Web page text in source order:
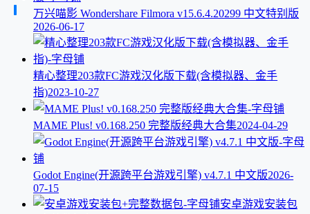
万兴喵影 Wondershare Filmora v15.6.4.20299 中文特别版
2026-06-17
精心整理203款FC游戏汉化版下载(含模拟器、金手
指)2023-10-27
MAME Plus! v0.168.250 完整版经典大合集2024-04-29
Godot Engine(开源跨平台游戏引擎) v4.7.1 中文版2026-
07-15
安卓游戏安装包